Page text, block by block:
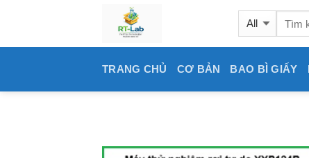
content
TRANG CHỦ CƠ BẢN BAO BÌ GIẤY